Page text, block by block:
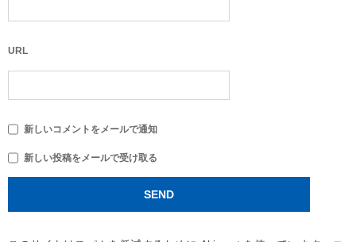
URL
新しいコメントをメールで通知
新しい投稿をメールで受け取る